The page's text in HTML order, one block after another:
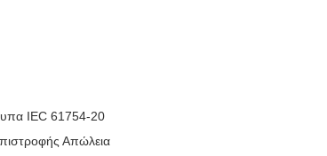
IEC 61754-20
Απώλεια